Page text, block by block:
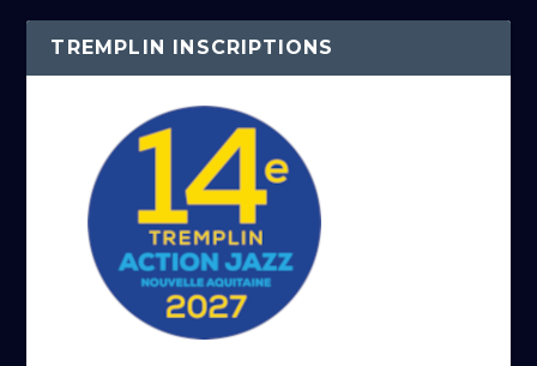
TREMPLIN INSCRIPTIONS